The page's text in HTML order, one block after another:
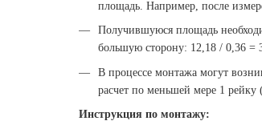
площадь. Например, после
Получившуюся площадь
большую сторону: 12,18 / 0,36 =
В процессе монтажа могут
расчет по меньшей мере 1 рейку
Инструкция по монтажу: